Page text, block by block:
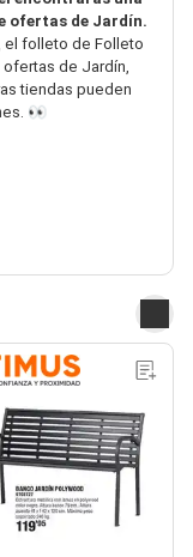
ofertas de Jardín.
el folleto de Folleto
de Jardín,
tiendas pueden
👀